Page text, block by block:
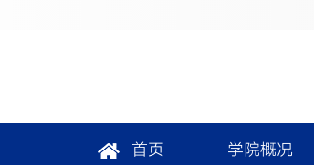
首页 学院概况